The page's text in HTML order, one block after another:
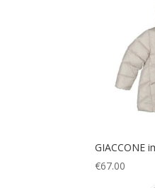
GIACCONE
€67.00